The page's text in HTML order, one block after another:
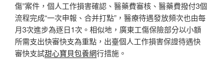
傷”案件，個人工作損害確認、醫藥費審核、醫藥費撥付3個
流程完成“一次申報、合并打點”，醫療待遇發放頻次也由每
月3次進步為逐日1次。相似地，廣東工傷保險部分以小額
所需支出快審快支為重點，出臺個人工作損害保證待遇快
審快支試甜心寶貝包養網行措施。